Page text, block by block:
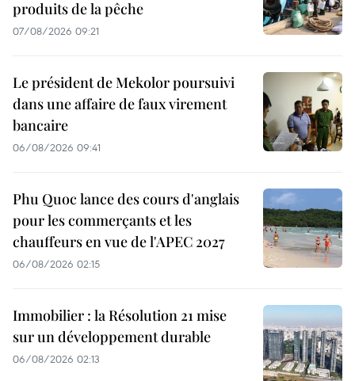
produits de la pêche
07/08/2026 09:21
Le président de Mekolor poursuivi
dans une affaire de faux virement
bancaire
06/08/2026 09:41
Phu Quoc lance des cours d'anglais
pour les commerçants et les
chauffeurs en vue de l'APEC 2027
06/08/2026 02:15
Immobilier : la Résolution 21 mise
sur un développement durable
06/08/2026 02:13